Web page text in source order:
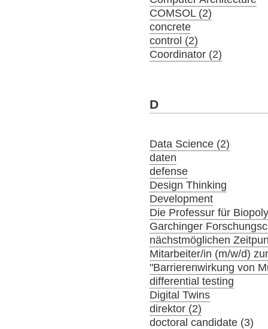
COMSOL (2)
concrete
control (2)
Coordinator (2)
D
Data Science (2)
daten
defense
Design Thinking
Development
Die Professur für
Garchinger
nächstmöglichen
Mitarbeiter/in (m/w/d)
"Barrierenwirkung von
differential testing
Digital Twins
direktor (2)
doctoral candidate (3)